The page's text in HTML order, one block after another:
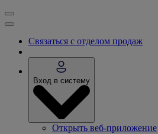
Связаться с отделом продаж
Вход в систему
Открыть веб-приложение